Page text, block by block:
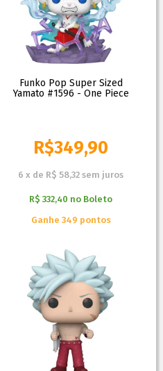
Funko Pop Super Sized
Yamato #1596 - One Piece
R$349,90
6 x de R$ 58,32 sem juros
R$ 332,40 no Boleto
Ganhe 349 pontos